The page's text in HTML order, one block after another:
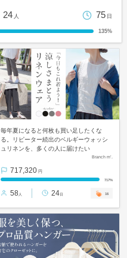
24 人 75 日
135%
毎年夏になると何枚も買い足したくな
る。リピーター続出のベルギーウォッシ
ュリネンを、多くの人に届けたい
Branch m’.
717,320 円
717%
58 人 24日 16